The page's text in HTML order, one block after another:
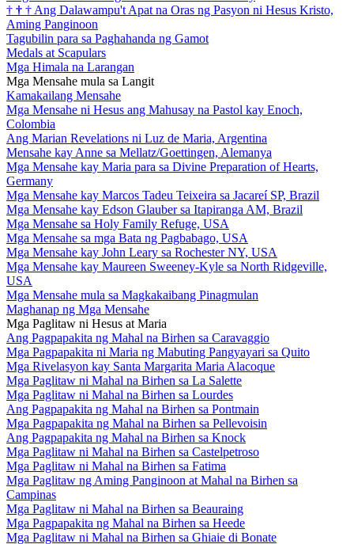
† † † Ang Dalawampu't Apat na Oras ng Pasyon ni Hesus Kristo,
Aming Panginoon
Tagubilin para sa Paghahanda ng Gamot
Medals at Scapulars
Mga Himala na Larangan
Mga Mensahe mula sa Langit
Kamakailang Mensahe
Mga Mensahe ni Hesus ang Mahusay na Pastol kay Enoch,
Colombia
Ang Marian Revelations ni Luz de Maria, Argentina
Mensahe kay Anne sa Mellatz/Goettingen, Alemanya
Mga Mensahe kay Maria para sa Divine Preparation of Hearts,
Germany
Mga Mensahe kay Marcos Tadeu Teixeira sa Jacareí SP, Brazil
Mga Mensahe kay Edson Glauber sa Itapiranga AM, Brazil
Mga Mensahe sa Holy Family Refuge, USA
Mga Mensahe sa mga Bata ng Pagbabago, USA
Mga Mensahe kay John Leary sa Rochester NY, USA
Mga Mensahe kay Maureen Sweeney-Kyle sa North Ridgeville,
USA
Mga Mensahe mula sa Magkakaibang Pinagmulan
Maghanap ng Mga Mensahe
Mga Paglitaw ni Hesus at Maria
Ang Pagpapakita ng Mahal na Birhen sa Caravaggio
Mga Pagpapakita ni Maria ng Mabuting Pangyayari sa Quito
Mga Rivelasyon kay Santa Margarita Maria Alacoque
Mga Paglitaw ni Mahal na Birhen sa La Salette
Mga Paglitaw ni Mahal na Birhen sa Lourdes
Ang Pagpapakita ng Mahal na Birhen sa Pontmain
Mga Pagpapakita ng Mahal na Birhen sa Pellevoisin
Ang Pagpapakita ng Mahal na Birhen sa Knock
Mga Paglitaw ni Mahal na Birhen sa Castelpetroso
Mga Paglitaw ni Mahal na Birhen sa Fatima
Mga Paglitaw ng Aming Panginoon at Mahal na Birhen sa
Campinas
Mga Paglitaw ni Mahal na Birhen sa Beauraing
Mga Pagpapakita ng Mahal na Birhen sa Heede
Mga Paglitaw ni Mahal na Birhen sa Ghiaie di Bonate